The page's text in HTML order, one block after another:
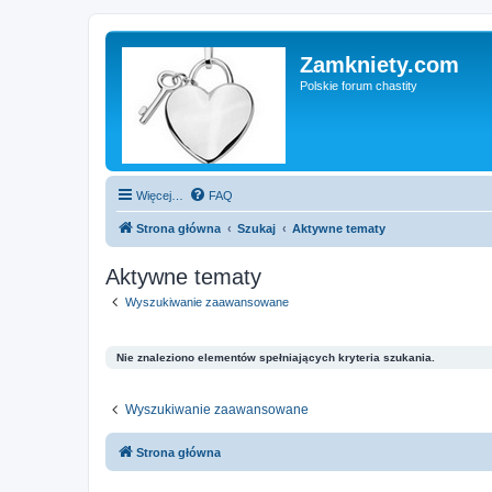
Zamkniety.com
Polskie forum chastity
Więcej… FAQ
Strona główna Szukaj Aktywne tematy
Aktywne tematy
Wyszukiwanie zaawansowane
Nie znaleziono elementów spełniających kryteria szukania.
Wyszukiwanie zaawansowane
Strona główna